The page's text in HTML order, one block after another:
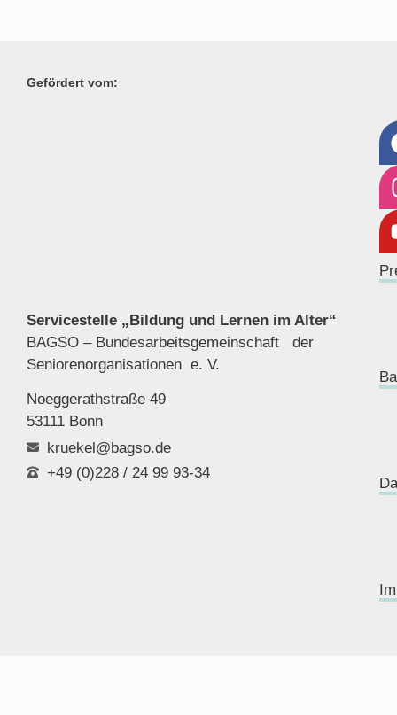
Gefördert vom:
Servicestelle „Bildung und Lernen im Alter“
BAGSO – Bundesarbeitsgemeinschaft der
Seniorenorganisationen e. V.
Noeggerathstraße 49
53111 Bonn
kruekel@bagso.de
+49 (0)228 / 24 99 93-34